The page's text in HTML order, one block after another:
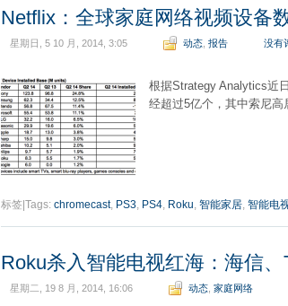
Netflix：全球家庭网络视频设备
星期日, 5 10 月, 2014, 3:05 动态 报告 没有
根据Strategy Analytics近
经超过5亿个，其中索尼高
标签|Tags: chromecast, PS3, PS4, Roku, 智能家居, 智能电
Roku杀入智能电视红海：海信
星期二, 19 8 月, 2014, 16:06 动态 家庭网络